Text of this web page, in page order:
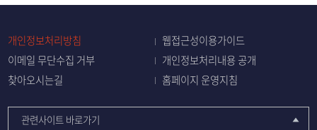
개인정보처리방침
웹접근성이용가이드
이메일 무단수집 거부
개인정보처리내용 공개
찾아오시는길
홈페이지 운영지침
관련사이트 바로가기